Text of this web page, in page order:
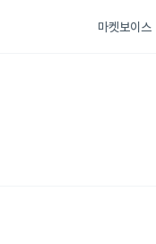
마켓보이스